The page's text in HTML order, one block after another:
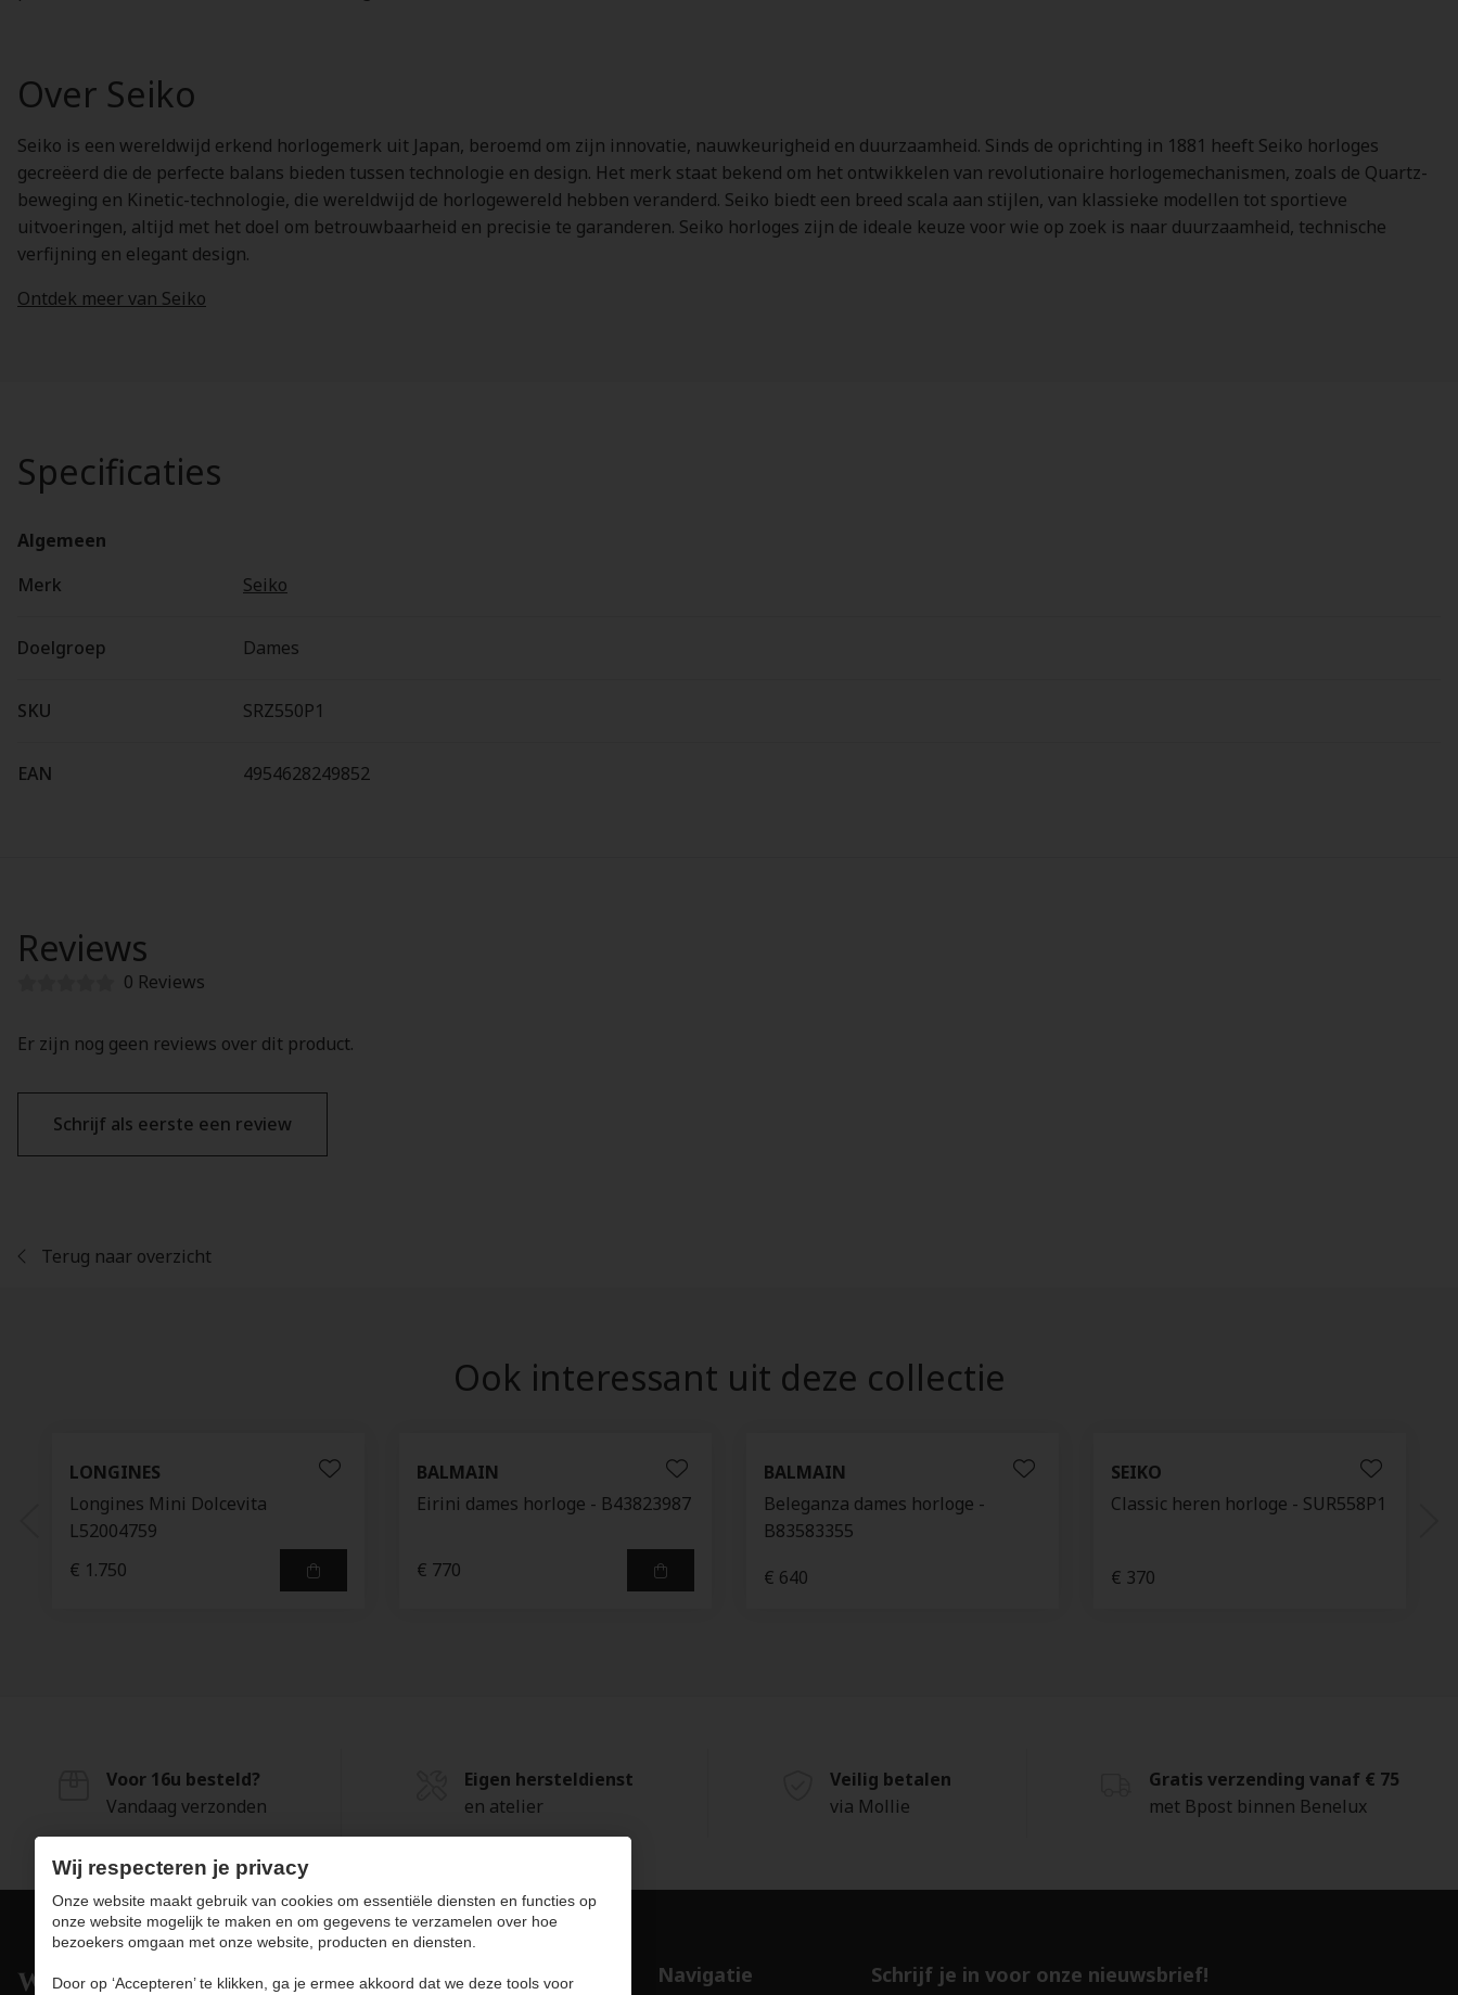
Over Seiko
Seiko is een wereldwijd erkend horlogemerk uit Japan, beroemd om zijn innovatie, nauwkeurigheid en duurzaamheid. Sinds de oprichting in 1881 heeft Seiko horloges
gecreëerd die de perfecte balans bieden tussen technologie en design. Het merk staat bekend om het ontwikkelen van revolutionaire horlogemechanismen, zoals de Quartz-
beweging en Kinetic-technologie, die wereldwijd de horlogewereld hebben veranderd. Seiko biedt een breed scala aan stijlen, van klassieke modellen tot sportieve
uitvoeringen, altijd met het doel om betrouwbaarheid en precisie te garanderen. Seiko horloges zijn de ideale keuze voor wie op zoek is naar duurzaamheid, technische
verfijning en elegant design.
Ontdek meer van Seiko
Specificaties
Algemeen
Merk
Seiko
Doelgroep Dames
SKU SRZ550P1
EAN 4954628249852
Reviews
0 Reviews
Er zijn nog geen reviews over dit product.
Schrijf als eerste een review
Terug naar overzicht
Ook interessant uit deze collectie
LONGINES
Longines Mini Dolcevita
L52004759
€ 1.750
BALMAIN
Eirini dames horloge - B43823987
€ 770
BALMAIN
Beleganza dames horloge -
B83583355
€ 640
SEIKO
Classic heren horloge - SUR558P1
€ 370
Voor 16u besteld?
Vandaag verzonden
Eigen hersteldienst
en atelier
Veilig betalen
via Mollie
Gratis verzending vanaf € 75
met Bpost binnen Benelux
Producten Navigatie Schrijf je in voor onze nieuwsbrief!
Wij respecteren je privacy
Onze website maakt gebruik van cookies om essentiële diensten en functies op
onze website mogelijk te maken en om gegevens te verzamelen over hoe
bezoekers omgaan met onze website, producten en diensten.
Door op ‘Accepteren’ te klikken, ga je ermee akkoord dat we deze tools voor